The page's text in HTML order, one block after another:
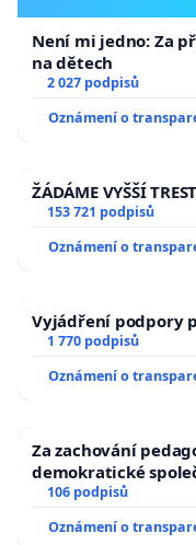
Není mi jedno: Za
na dětech
2 027 podpisů
Oznámení o
ŽÁDÁME VYŠŠÍ
153 721 podpisů
Oznámení o
Vyjádření podpory
1 770 podpisů
Oznámení o
Za zachování
demokratické
106 podpisů
Oznámení o